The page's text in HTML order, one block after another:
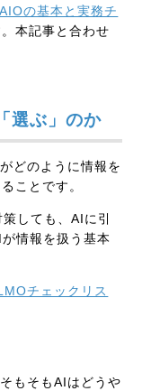
の基本と実務チ
本記事と合わせ
選ぶ」のか
どのように情報を
ことです。
しても、AIに引
情報を扱う基本
チェックリス
もそもAIはどうや